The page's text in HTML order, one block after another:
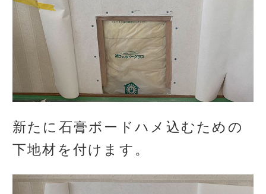
新たに石膏ボードハメ込むための
下地材を付けます。